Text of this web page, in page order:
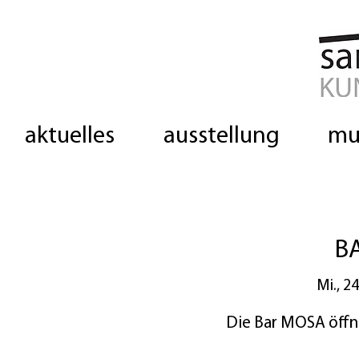
aktuelles ausstellung
Mi.,
Die Bar MOSA